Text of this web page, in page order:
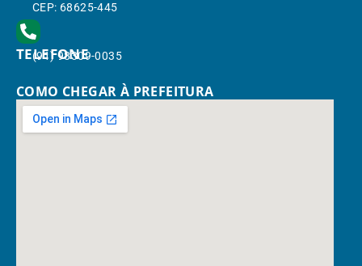
CEP: 68625-445
TELEFONE
(91) 98309-0035
COMO CHEGAR À PREFEITURA